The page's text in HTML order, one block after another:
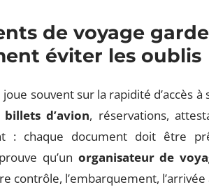
de voyage
éviter les oublis
souvent sur la rapidité d’accès à
billets d’avion, réservations,
: chaque document doit être
qu’un organisateur de
contrôle, l’embarquement, l’arrivée